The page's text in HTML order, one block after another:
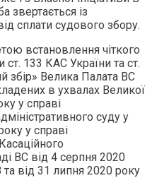
звертається із
сплати судового збору.
встановлення чіткого
ст. 133 КАС України та ст.
збір» Велика Палата ВС
в ухвалах Великої
у справі
суду у
у справі
ВС від 4 серпня 2020
від 31 липня 2020 року